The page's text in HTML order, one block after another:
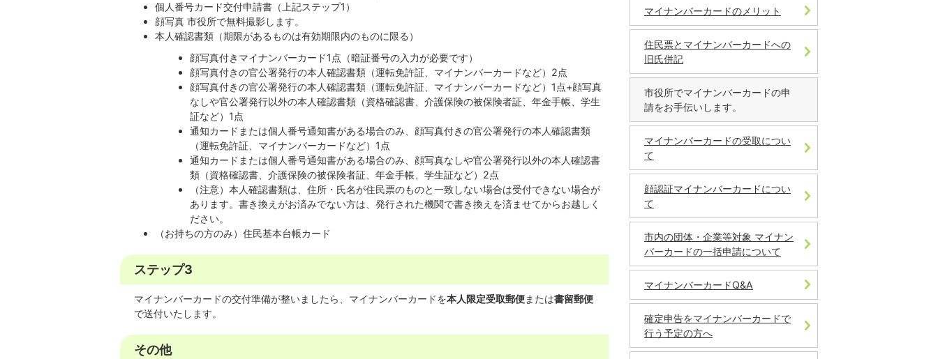
個人番号カード交付申請書（上記ステップ1）
顔写真 市役所で無料撮影します。
本人確認書類（期限があるものは有効期限内のものに限る）
顔写真付きマイナンバーカード1点（暗証番号の入力が必要です）
顔写真付きの官公署発行の本人確認書類（運転免許証、マイナンバーカードなど）2点
顔写真付きの官公署発行の本人確認書類（運転免許証、マイナンバーカードなど）1点+顔写真
なしや官公署発行以外の本人確認書類（資格確認書、介護保険の被保険者証、年金手帳、学生
証など）1点
通知カードまたは個人番号通知書がある場合のみ、顔写真付きの官公署発行の本人確認書類
（運転免許証、マイナンバーカードなど）1点
通知カードまたは個人番号通知書がある場合のみ、顔写真なしや官公署発行以外の本人確認書
類（資格確認書、介護保険の被保険者証、年金手帳、学生証など）2点
（注意）本人確認書類は、住所・氏名が住民票のものと一致しない場合は受付できない場合が
あります。書き換えがお済みでない方は、発行された機関で書き換えを済ませてからお越しく
ださい。
（お持ちの方のみ）住民基本台帳カード
ステップ3
マイナンバーカードの交付準備が整いましたら、マイナンバーカードを本人限定受取郵便または書留郵便
で送付いたします。
その他
マイナンバーカードのメリット
住民票とマイナンバーカードへの
旧氏併記
市役所でマイナンバーカードの申
請をお手伝いします。
マイナンバーカードの受取につい
て
顔認証マイナンバーカードについ
て
市内の団体・企業等対象 マイナン
バーカードの一括申請について
マイナンバーカードQ&A
確定申告をマイナンバーカードで
行う予定の方へ